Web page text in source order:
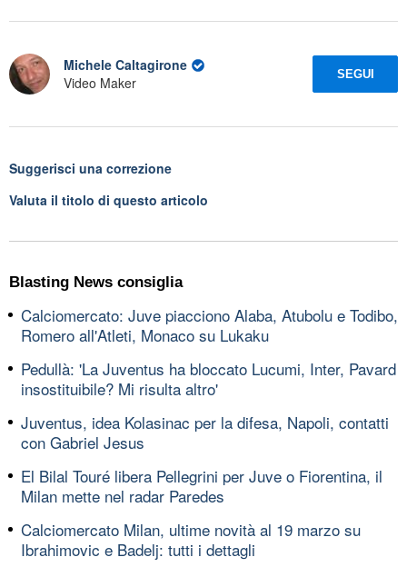
Michele Caltagirone
Video Maker
SEGUI
Suggerisci una correzione
Valuta il titolo di questo articolo
Blasting News consiglia
Calciomercato: Juve piacciono Alaba, Atubolu e Todibo,
Romero all'Atleti, Monaco su Lukaku
Pedullà: 'La Juventus ha bloccato Lucumi, Inter, Pavard
insostituibile? Mi risulta altro'
Juventus, idea Kolasinac per la difesa, Napoli, contatti
con Gabriel Jesus
El Bilal Touré libera Pellegrini per Juve o Fiorentina, il
Milan mette nel radar Paredes
Calciomercato Milan, ultime novità al 19 marzo su
Ibrahimovic e Badelj: tutti i dettagli